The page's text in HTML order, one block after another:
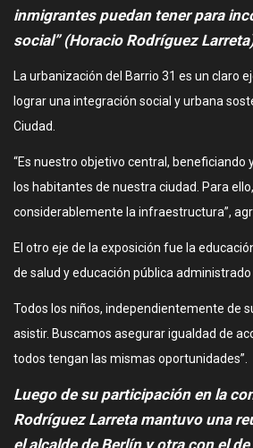
inmigrantes puedan tener para
social” (Horacio Rodríguez
La urbanización del Barrio 31 es un claro
lograr una integración social y urbana
Ciudad.
“Es nuestro objetivo central, beneficiando
los habitantes de nuestra ciudad. Para
considerablemente la infraestructura”,
El otro eje de la exposición fue la
de salud y educación pública administrado
Todos los niños, independientemente de
asistir. Buscamos asegurar igualdad de
todos tengan las mismas oportunidades”.
Luego de su participación en la
Rodríguez Larreta mantuvo una
el alcalde de Berlín y otra con el